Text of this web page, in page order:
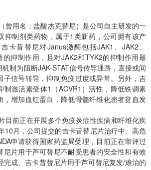
用名：盐酸杰克替尼）是公司自主研发的一
抑制剂类药物，属于1类新药，公司拥有该产
卡昔替尼对Janus激酶包括JAK1、JAK2、
的抑制作用，且对JAK2和TYK2的抑制作用最
制为阻断JAK-STAT信号传导通路，直接或间
子信号转导，抑制免疫过度或异常。另外，吉
制激活素受体1（ACVR1）活性，降低铁调素
，增加血红蛋白，降低骨髓纤维化患者贫血发
前正在开展多个免疫炎症性疾病和纤维化疾
10月，公司提交的吉卡昔替尼片治疗中、高危
申请获得国家药监局受理，目前正在审评过
尼片用于芦可替尼不耐受患者的安全性和有效
完成、吉卡昔替尼片用于芦可替尼复发/难治的